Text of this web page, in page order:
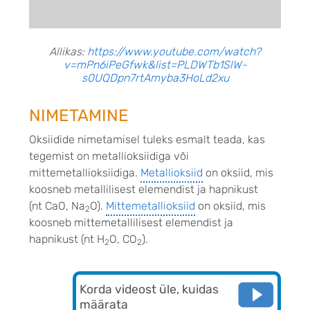
Allikas: https://www.youtube.com/watch?
v=mPn6iPeGfwk&list=PLDWTb1SlW-
s0UQDpn7rtAmyba3HoLd2xu
NIMETAMINE
Oksiidide nimetamisel tuleks esmalt teada, kas
tegemist on metallioksiidiga või
mittemetallioksiidiga. Metallioksiid on oksiid, mis
koosneb metallilisest elemendist ja hapnikust
(nt CaO, Na2O). Mittemetallioksiid on oksiid, mis
koosneb mittemetallilisest elemendist ja
hapnikust (nt H2O, CO2).
Korda videost üle, kuidas
määrata